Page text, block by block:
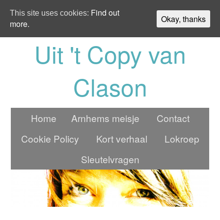
Uit 't Copy van
Clason
Home Arnhems meisje
Contact
Cookie Policy
Kort verhaal
Lokroep
Sleutelvragen
This site uses cookies: Find out
more.
Okay, thanks